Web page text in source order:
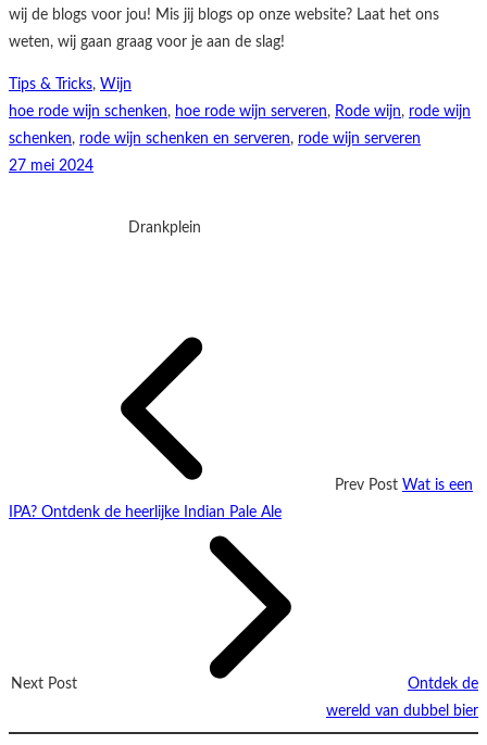
wij de blogs voor jou! Mis jij blogs op onze website? Laat het ons
weten, wij gaan graag voor je aan de slag!
Tips & Tricks, Wijn
hoe rode wijn schenken, hoe rode wijn serveren, Rode wijn, rode wijn
schenken, rode wijn schenken en serveren, rode wijn serveren
27 mei 2024
Drankplein
Prev Post Wat is een
IPA? Ontdenk de heerlijke Indian Pale Ale
Next Post
Ontdek de
wereld van dubbel bier